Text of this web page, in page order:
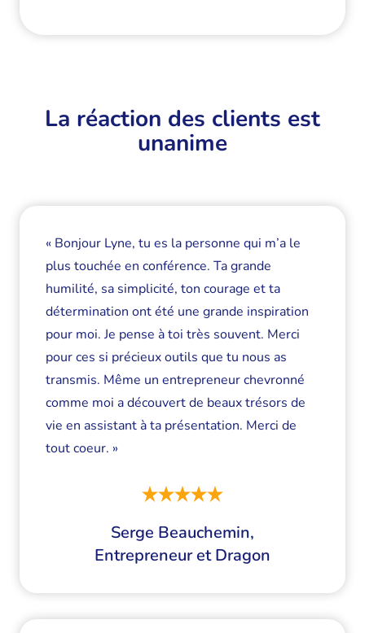
La réaction des clients est
unanime
« Bonjour Lyne, tu es la personne qui m’a le
plus touchée en conférence. Ta grande
humilité, sa simplicité, ton courage et ta
détermination ont été une grande inspiration
pour moi. Je pense à toi très souvent. Merci
pour ces si précieux outils que tu nous as
transmis. Même un entrepreneur chevronné
comme moi a découvert de beaux trésors de
vie en assistant à ta présentation. Merci de
tout coeur. »
Serge Beauchemin,
Entrepreneur et Dragon